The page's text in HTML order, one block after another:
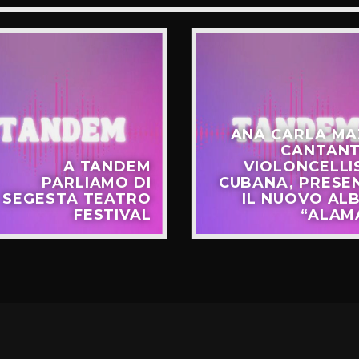
A TANDEM
PARLIAMO DI
SEGESTA TEATRO
FESTIVAL
ANA CARLA
CUBANA,
IL NUOVO